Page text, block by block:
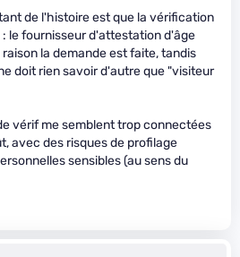
de l'histoire est que la vérification
le fournisseur d'attestation d'âge
la demande est faite, tandis
doit rien savoir d'autre que "visiteur
vérif me semblent trop connectées
avec des risques de profilage
sensibles (au sens du